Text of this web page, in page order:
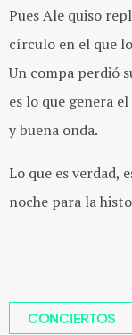
Pues Ale quiso
círculo en el que
Un compa perdió
es lo que genera el
y buena onda.
Lo que es verdad,
noche para la
CONCIERTOS